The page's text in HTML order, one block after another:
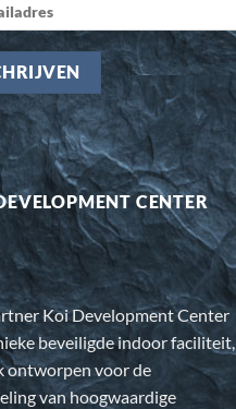
CENTER
Koi Development Center
beveiligde indoor faciliteit,
ontworpen voor de
van hoogwaardige